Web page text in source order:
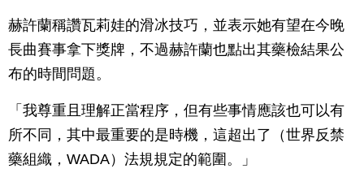
赫許蘭稱讚瓦莉娃的滑冰技巧，並表示她有望在今晚
長曲賽事拿下獎牌，不過赫許蘭也點出其藥檢結果公
布的時間問題。
「我尊重且理解正當程序，但有些事情應該也可以有
所不同，其中最重要的是時機，這超出了（世界反禁
藥組織，WADA）法規規定的範圍。」